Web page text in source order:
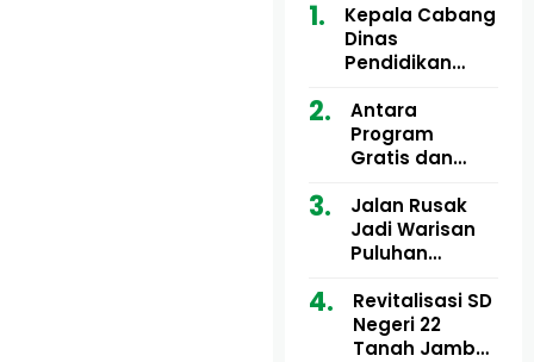
Kepala Cabang
Dinas
Pendidikan
Utara Buka
Pelatihan Deep
Learning serta
Artifisial bagi
Guru
Matematika
Antara
Program
Gratis dan
Motor Imum
Gampong, Uji
Nyali APH
Bermain di
Balik Rp250
Ribu
Jalan Rusak
Jadi Warisan
Puluhan
dan Tgk
Muharuddin
Kini Didesak
Revitalisasi SD
Negeri 22
Tanah Jambo